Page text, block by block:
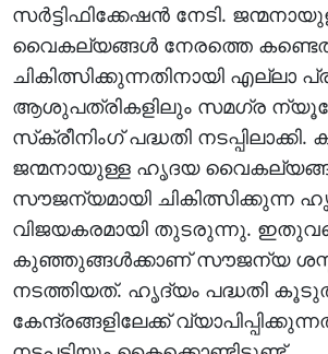
സര്‍ട്ടിഫിക്കേഷന്‍ നേടി.
വൈകല്യങ്ങള്‍ നേരത്തെ
ചികിത്സിക്കുന്നതിനായി എല്ലാ
ആശുപത്രികളിലും സമഗ്ര
സ്‌ക്രീനിംഗ് പദ്ധതി
ജന്മനായുള്ള ഹൃദയ
സൗജന്യമായി ചികിത്സിക്കുന്ന
വിജയകരമായി തുടരുന്നു.
കുഞ്ഞുങ്ങള്‍ക്കാണ് സൗജന്യ
നടത്തിയത്. ഹൃദ്യം പദ്ധതി
കേന്ദ്രങ്ങളിലേക്ക്